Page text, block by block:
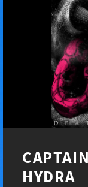
HYDRA